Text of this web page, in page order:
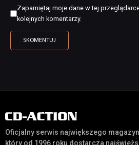
Zapamiętaj moje dane w tej
kolejnych komentarzy.
Oficjalny serwis największego
który od 1996 roku dostarcza